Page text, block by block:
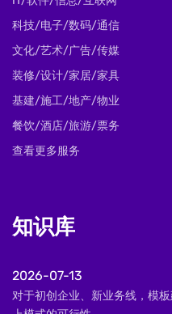
科技/电子/数码/通信
文化/艺术/广告/传媒
装修/设计/家居/家具
基建/施工/地产/物业
餐饮/酒店/旅游/票务
查看更多服务
知识库
2026-07-13
对于初创企业、新业务线，模